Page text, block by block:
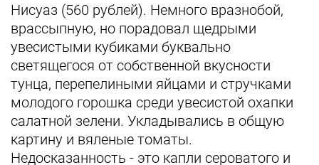
Нисуаз (560 рублей). Немного вразнобой,
врассыпную, но порадовал щедрыми
увесистыми кубиками буквально
светящегося от собственной вкусности
тунца, перепелиными яйцами и стручками
молодого горошка среди увесистой охапки
салатной зелени. Укладывались в общую
картину и вяленые томаты.
Недосказанность - это капли сероватого и